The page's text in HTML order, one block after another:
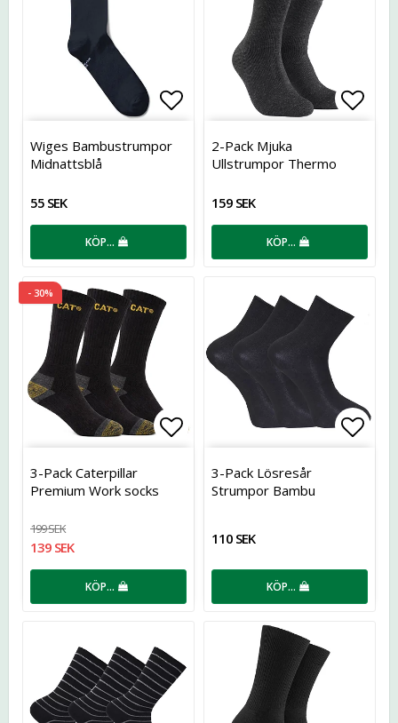
Lägg till i favoritlistan
Wiges Bambustrumpor
Midnattsblå
55 SEK
KÖP…
2-Pack Mjuka
Ullstrumpor Thermo
159 SEK
KÖP…
- 30%
Lägg till i favoritlistan
3-Pack Caterpillar
Premium Work socks
199 SEK
139 SEK
KÖP…
3-Pack Lösresår
Strumpor Bambu
110 SEK
KÖP…